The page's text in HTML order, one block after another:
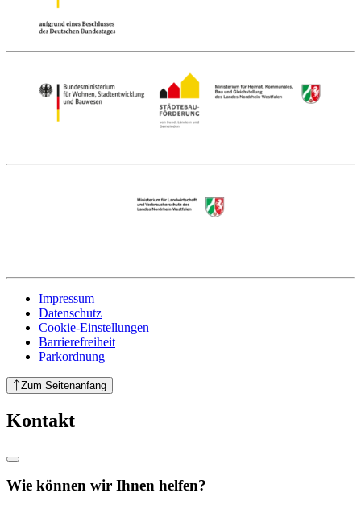
Impressum
Datenschutz
Cookie-Einstellungen
Barrierefreiheit
Parkordnung
Zum Seitenanfang
Kontakt
Wie können wir Ihnen helfen?